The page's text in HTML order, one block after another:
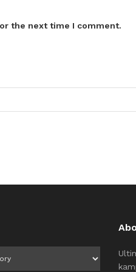
the next time I comment.